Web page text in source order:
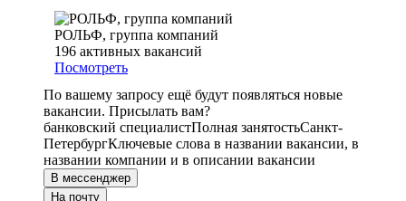
РОЛЬФ, группа компаний
196 активных вакансий
Посмотреть
По вашему запросу ещё будут появляться новые
вакансии. Присылать вам?
банковский специалистПолная занятостьСанкт-
ПетербургКлючевые слова в названии вакансии, в
названии компании и в описании вакансии
В мессенджер
На почту